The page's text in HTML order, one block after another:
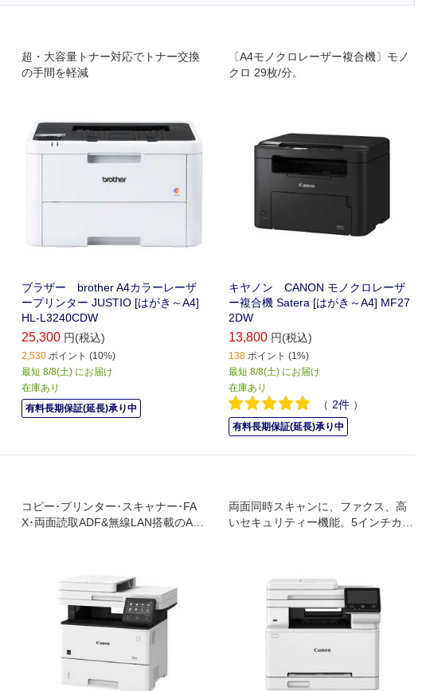
超・大容量トナー対応でトナー交換
の手間を軽減
ブラザー brother A4カラーレーザ
ープリンター JUSTIO [はがき～A4]
HL-L3240CDW
25,300 円(税込)
2,530 ポイント (10%)
最短 8/8(土) にお届け
在庫あり
有料長期保証(延長)承り中
〔A4モノクロレーザー複合機〕モノ
クロ 29枚/分。
キヤノン CANON モノクロレーザ
ー複合機 Satera [はがき～A4] MF27
2DW
13,800 円(税込)
138 ポイント (1%)
最短 8/8(土) にお届け
在庫あり
（ 2件 ）
有料長期保証(延長)承り中
コピー･プリンター･スキャナー･FA
X･両面読取ADF&無線LAN搭載のA4
両面同時スキャンに、ファクス、高
いセキュリティー機能。5インチカラ